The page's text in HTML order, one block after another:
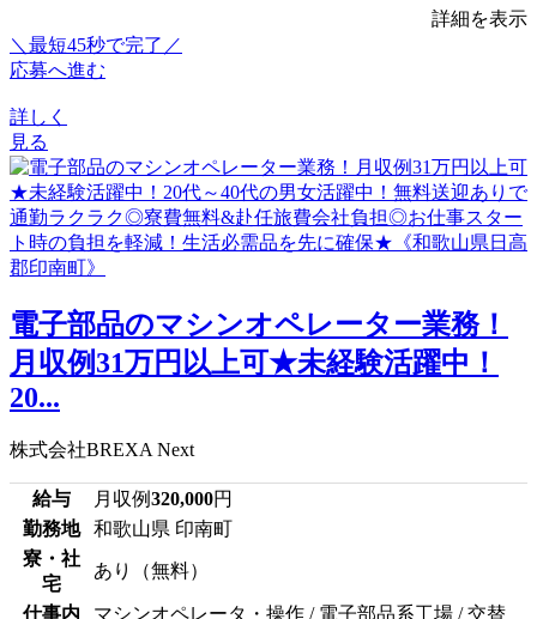
詳細を表示
＼最短45秒で完了／
応募へ進む
詳しく
見る
電子部品のマシンオペレーター業務！
月収例31万円以上可★未経験活躍中！
20...
株式会社BREXA Next
給与 月収例320,000円
勤務地
和歌山県 印南町
寮・社
宅
あり（無料）
仕事内 マシンオペレータ・操作 / 電子部品系工場 / 交替